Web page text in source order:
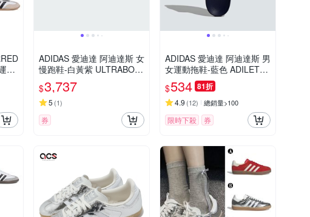
動
ADIDAS 愛迪達 阿迪達斯 女
慢跑鞋-白黃紫 ULTRABOO
ST 5X W-IH0685
$3,737
5 (1)
券
ADIDAS 愛迪達 阿迪達斯 男
女運動拖鞋-藍色 ADILETTE
AQUA-IF7374
$534 81折
4.9 (12) 總銷量>100
限時下殺 券